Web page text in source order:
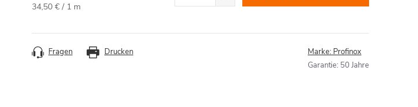
Verkaufspreis:
34,50 € / 1 m
Drucken
Fragen Marke: Profinox
Garantie: 50 Jahre